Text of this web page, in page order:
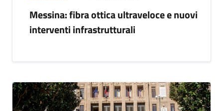
Messina: fibra ottica ultraveloce e nuovi
interventi infrastrutturali